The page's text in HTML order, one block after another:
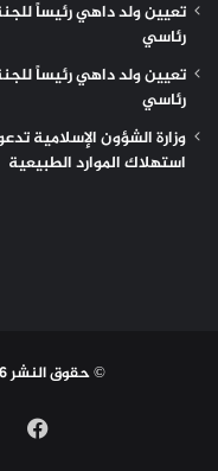
تعيين ولد داهي رئيساً
رئاسي
تعيين ولد داهي رئيساً
رئاسي
وزارة الشؤون الإسلامية
استهلاك الموارد الطبيعية
© حقوق النشر 2026، جميع الحقوق محفوظة |